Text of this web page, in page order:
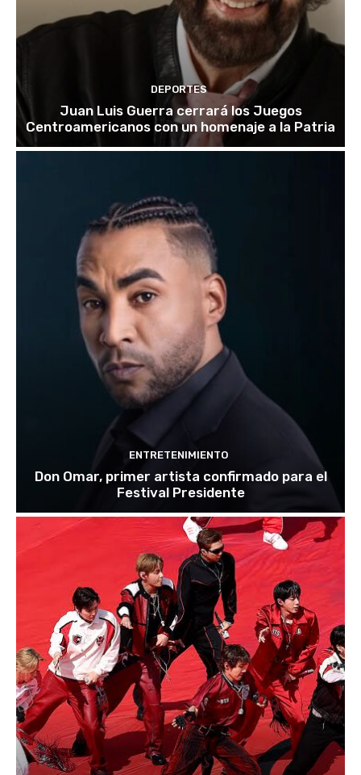
DEPORTES
Juan Luis Guerra cerrará los Juegos
Centroamericanos con un homenaje a la Patria
ENTRETENIMIENTO
Don Omar, primer artista confirmado para el
Festival Presidente